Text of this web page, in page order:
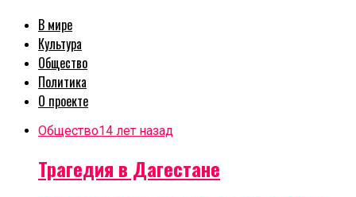
В мире
Культура
Общество
Политика
О проекте
Общество14 лет назад
Трагедия в Дагестане